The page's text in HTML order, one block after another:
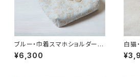
ブルー・巾着スマホショルダー・
猫耳【ラスト1点】
¥6,300
白猫